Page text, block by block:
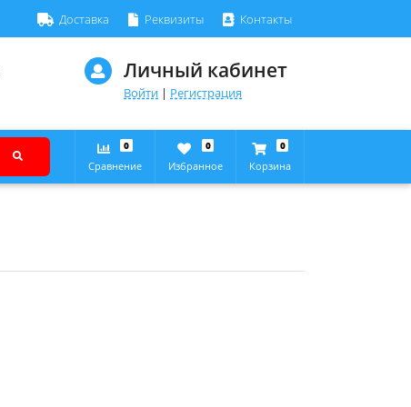
Доставка Реквизиты Контакты
Личный кабинет
Войти | Регистрация
0
Сравнение
0
Избранное
0
Корзина